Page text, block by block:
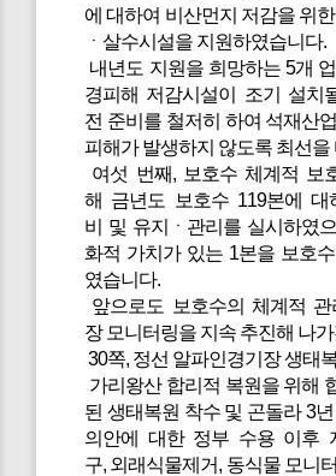
에 대하여 비산먼지 저감을 위
ㆍ살수시설을 지원하였습니다.
내년도 지원을 희망하는 5개
경피해 저감시설이 조기 설치
전 준비를 철저히 하여 석재산
피해가 발생하지 않도록 최선을
여섯 번째, 보호수 체계적 보
해 금년도 보호수 119본에 대
비 및 유지ㆍ관리를 실시하였
화적 가치가 있는 1본을 보호
였습니다.
앞으로도 보호수의 체계적
장 모니터링을 지속 추진해 나
30쪽, 정선 알파인경기장 생태
가리왕산 합리적 복원을 위해
된 생태복원 착수 및 곤돌라 3
의안에 대한 정부 수용 이후
구, 외래식물제거, 동식물 모니